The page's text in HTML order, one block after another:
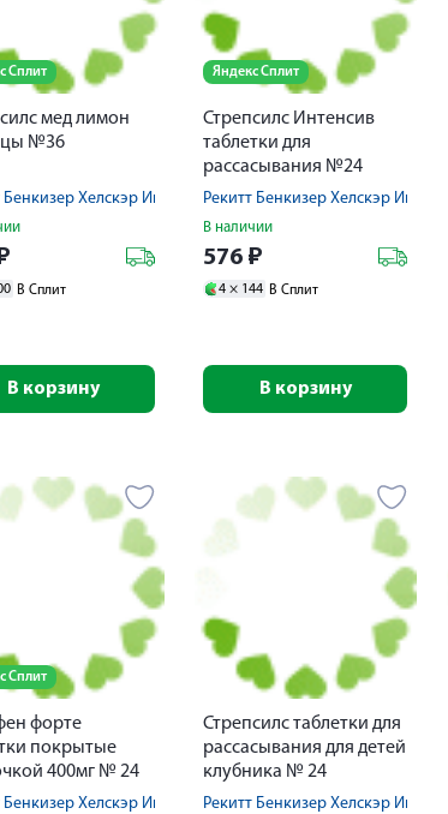
Сплит
мед лимон
№36
Бенкизер Хелскэр Интернешнл Лтд
В Сплит
В корзину
Яндекс Сплит
Стрепсилс Интенсив
таблетки для
рассасывания №24
Рекитт Бенкизер Хелскэр
В наличии
576 ₽
4 × 144 В Сплит
В корзину
Сплит
форте
покрытые
400мг № 24
Бенкизер Хелскэр Интернешнл Лтд
Стрепсилс таблетки для
рассасывания для детей
клубника № 24
Рекитт Бенкизер Хелскэр